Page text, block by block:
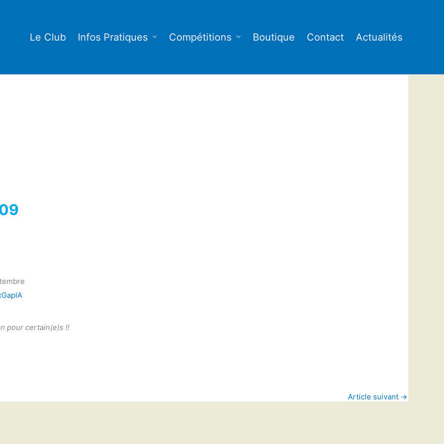
Le Club Infos Pratiques Compétitions Boutique Contact Actualités
pour certain(e)s !!
Article suivant →